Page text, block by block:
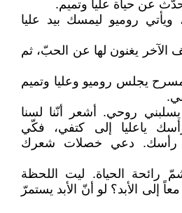
عن حياة عليا وتميم.
روميو ليمسك بيد عليا
الآخر يغنون لها عن الحبّ، ثم
يجلس روميو وعليا وتميم
يسلبني روحي. أشعر أنّنا لسنا
ياعليا إلى كتفي، فكّي
رأسك. دعي خصلات شعرك
رائحة الحياة. ليت اللحظة
الأبد؟ لو أنّ الأبد يستمرّ